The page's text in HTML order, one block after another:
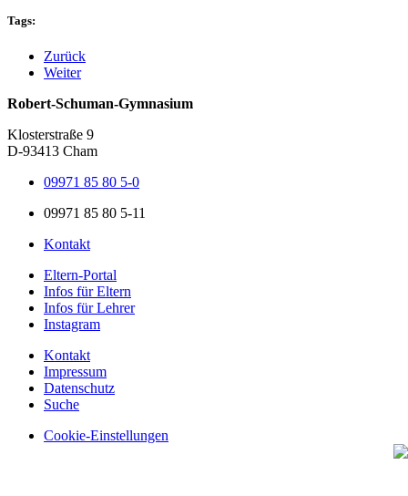
Tags:
Zurück
Weiter
Robert-Schuman-Gymnasium
Klosterstraße 9
D-93413 Cham
09971 85 80 5-0
09971 85 80 5-11
Kontakt
Eltern-Portal
Infos für Eltern
Infos für Lehrer
Instagram
Kontakt
Impressum
Datenschutz
Suche
Cookie-Einstellungen